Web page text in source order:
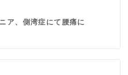
ア、側湾症にて腰痛に